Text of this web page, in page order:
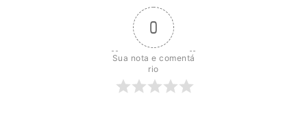
0
Sua nota e comentá
rio